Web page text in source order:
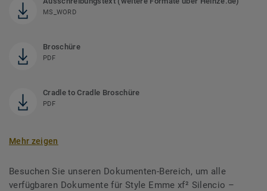
MS_WORD
Broschüre
PDF
Cradle to Cradle Broschüre
PDF
Mehr zeigen
Besuchen Sie unseren Dokumenten-Bereich, um alle
verfügbaren Dokumente für Style Emme xf² Silencio –